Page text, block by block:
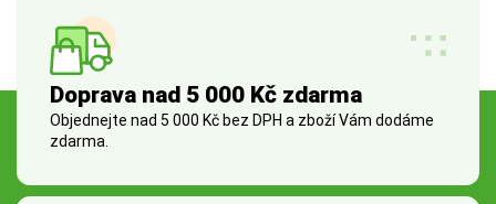
Doprava nad 5 000 Kč zdarma
Objednejte nad 5 000 Kč bez DPH a zboží Vám dodáme
zdarma.